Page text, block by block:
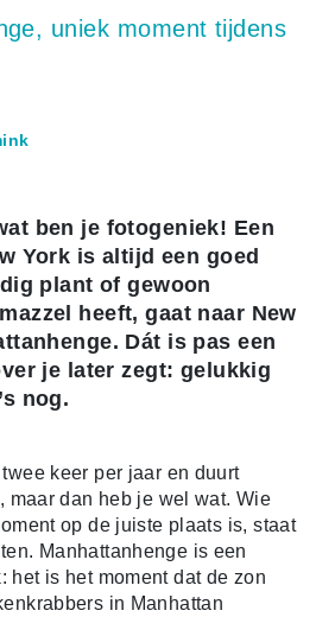
uniek moment tijdens
ben je fotogeniek! Een
York is altijd een goed
plant of gewoon
heeft, gaat naar New
Dát is pas een
je later zegt: gelukkig
nog.
keer per jaar en duurt
maar dan heb je wel wat. Wie
op de juiste plaats is, staat
Manhattanhenge is een
het is het moment dat de zon
in Manhattan